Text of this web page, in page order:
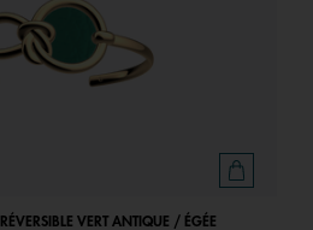
VERT ANTIQUE / ÉGÉE